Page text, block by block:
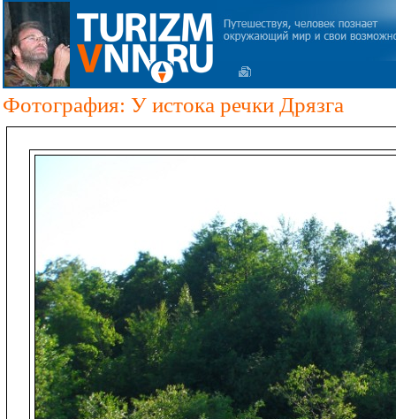
Фотография: У истока речки Дрязга